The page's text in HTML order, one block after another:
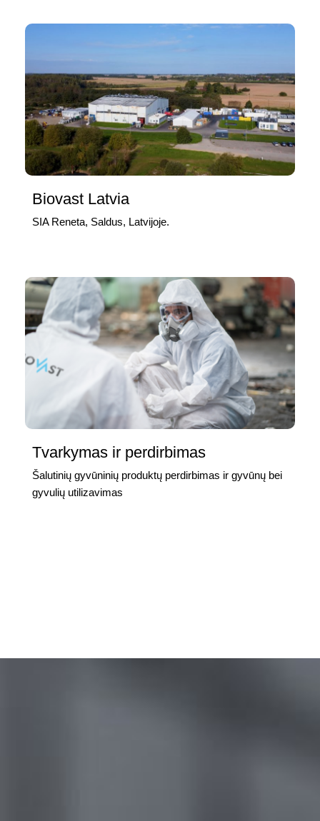
Biovast Latvia
SIA Reneta, Saldus, Latvijoje.
Tvarkymas ir perdirbimas
Šalutinių gyvūninių produktų perdirbimas ir gyvūnų bei
gyvulių utilizavimas